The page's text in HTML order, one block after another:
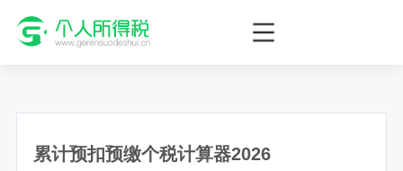
个人所得税网，最新个税资讯平台，您的个税管理专家！
累计预扣预缴个税计算器2026